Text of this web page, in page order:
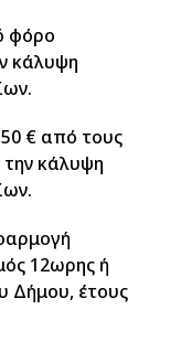
φόρο
κάλυψη
€ από τους
την κάλυψη
12ωρης ή
Δήμου, έτους